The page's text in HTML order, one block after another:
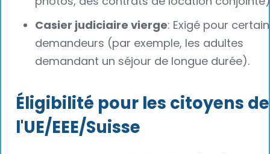
Casier judiciaire vierge: Exigé pour
demandeurs (par exemple, les adultes
demandant un séjour de longue durée).
Éligibilité pour les citoyens de
l'UE/EEE/Suisse